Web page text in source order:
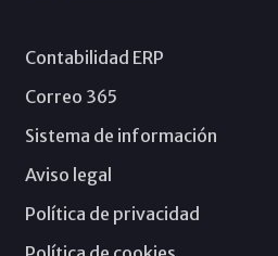
Contabilidad ERP
Correo 365
Sistema de información
Aviso legal
Política de privacidad